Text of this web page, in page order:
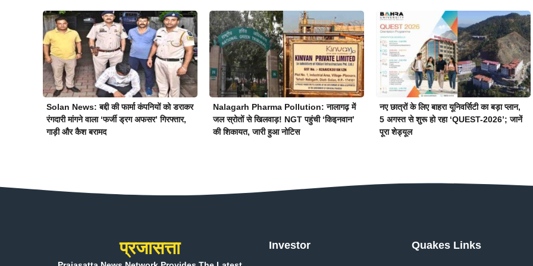
Solan News: बद्दी की फार्मा कंपनियों को डराकर
रंगदारी मांगने वाला ‘फर्जी ड्रग अफसर’ गिरफ्तार,
गाड़ी और कैश बरामद
Nalagarh Pharma Pollution: नालागढ़ में
जल स्रोतों से खिलवाड़! NGT पहुंची ‘किइनवान’
की शिकायत, जारी हुआ नोटिस
नए छात्रों के लिए बाहरा यूनिवर्सिटी का बड़ा प्लान,
5 अगस्त से शुरू हो रहा ‘QUEST-2026’; जानें
पूरा शेड्यूल
प्रजासत्ता Investor Quakes Links